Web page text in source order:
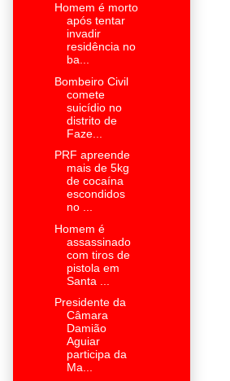
Homem é morto
após tentar
invadir
residência no
ba...
Bombeiro Civil
comete
suicídio no
distrito de
Faze...
PRF apreende
mais de 5kg
de cocaína
escondidos
no ...
Homem é
assassinado
com tiros de
pistola em
Santa ...
Presidente da
Câmara
Damião
Aguiar
participa da
Ma...